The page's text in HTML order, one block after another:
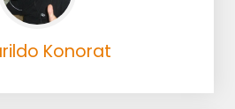
Konorat